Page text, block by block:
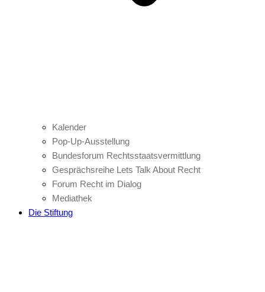
Kalender
Pop-Up-Ausstellung
Bundesforum Rechtsstaatsvermittlung
Gesprächsreihe Lets Talk About Recht
Forum Recht im Dialog
Mediathek
Die Stiftung